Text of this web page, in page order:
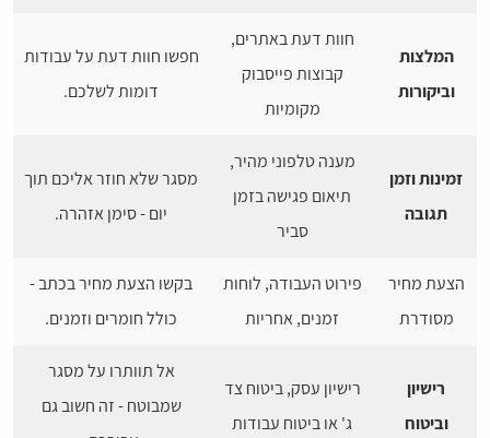
המלצות
וביקורות
חוות דעת באתרים,
קבוצות פייסבוק
מקומיות
חפשו חוות דעת על עבודות
דומות לשלכם.
זמינות וזמן
תגובה
מענה טלפוני מהיר,
תיאום פגישה בזמן
סביר
מסגר שלא חוזר אליכם תוך
יום - סימן אזהרה.
הצעת מחיר
מסודרת
פירוט העבודה, לוחות
זמנים, אחריות
בקשו הצעת מחיר בכתב -
כולל חומרים וזמנים.
רישיון
וביטוח
רישיון עסק, ביטוח צד
ג' או ביטוח עבודות
אל תוותרו על מסגר
שמבוטח - זה חשוב גם